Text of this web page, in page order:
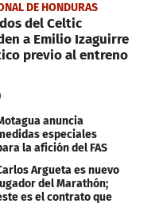
DE HONDURAS
del Celtic
a Emilio Izaguirre
previo al entreno
anuncia
especiales
la afición del FAS
de El Salvador
Argueta es nuevo
del Marathón;
es el contrato que